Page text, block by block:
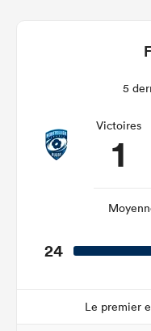
5
Victoires
1
24
Le premier